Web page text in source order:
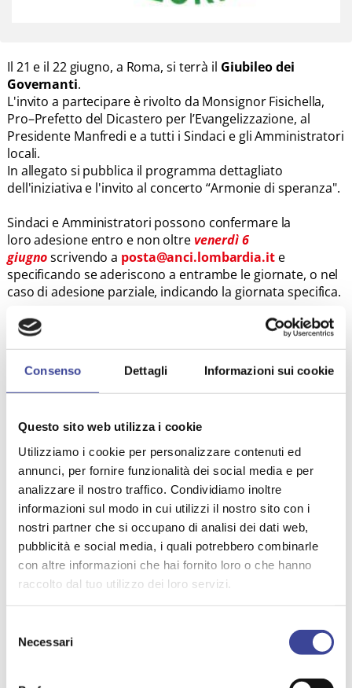
Consenso Dettagli Informazioni sui cookie
Questo sito web utilizza i cookie
Utilizziamo i cookie per personalizzare contenuti ed
annunci, per fornire funzionalità dei social media e per
analizzare il nostro traffico. Condividiamo inoltre
informazioni sul modo in cui utilizzi il nostro sito con i
nostri partner che si occupano di analisi dei dati web,
pubblicità e social media, i quali potrebbero combinarle
con altre informazioni che hai fornito loro o che hanno
raccolto dal tuo utilizzo dei loro servizi.
delNecessari
Il 21 e il 22 giugno, a Roma, si terrà il Giubileo dei
Governanti.
L'invito a partecipare è rivolto da Monsignor Fisichella,
Pro–Prefetto del Dicastero per l’Evangelizzazione, al
Presidente Manfredi e a tutti i Sindaci e gli Amministratori
locali.
In allegato si pubblica il programma dettagliato
dell'iniziativa e l'invito al concerto “Armonie di speranza".
Sindaci e Amministratori possono confermare la
loro adesione entro e non oltrevenerdì 6
giugnoscrivendo a posta@anci.lombardia.it e
specificando se aderiscono a entrambe le giornate, o nel
caso di adesione parziale, indicando la giornata specifica.
Per motivi organizzativi, ANCI specfica quanto segue:
indicate le seguenti informazioni: nome e cognome,
qualifica dell’amministratore, n. cellulare, Indirizzo email;
- Possono partecipare più Amministratori dello stesso
- Ogni partecipante/Amministratore, può portare un solo
accompagnatore e lo deve comunicare al momento della
prenotazione;
- Non ci sono hotel convenzionati.
I Sindaci che parteciperanno all'iniziativa dovranno
indossare la fascia tricolore.
ALLEGATI
Invito Concerto Giubileo Governanti